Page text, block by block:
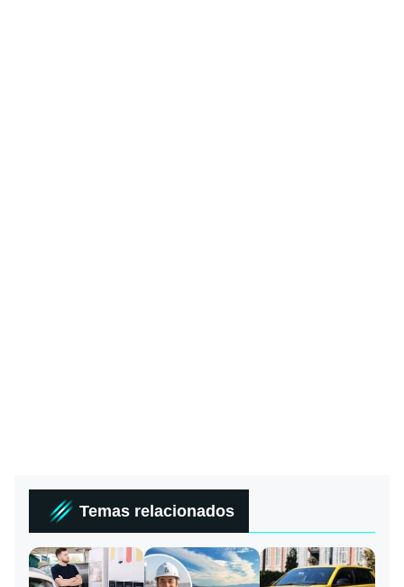
Temas relacionados